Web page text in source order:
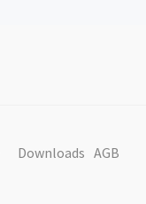
Downloads AGB